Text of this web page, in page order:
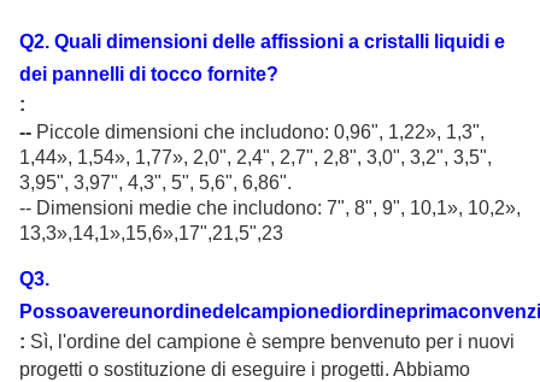
Q2. Quali dimensioni delle affissioni a cristalli liquidi e
dei pannelli di tocco fornite?
:
-- Piccole dimensioni che includono: 0,96", 1,22», 1,3",
1,44», 1,54», 1,77», 2,0", 2,4", 2,7", 2,8", 3,0", 3,2", 3,5",
3,95", 3,97", 4,3", 5", 5,6", 6,86".
-- Dimensioni medie che includono: 7", 8", 9", 10,1», 10,2»,
13,3»,14,1»,15,6»,17",21,5",23
Q3.
: Sì, l'ordine del campione è sempre benvenuto per i nuovi
progetti o sostituzione di eseguire i progetti. Abbiamo